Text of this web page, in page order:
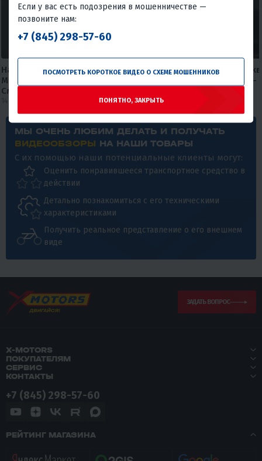
Насколько устойчива лодка
MISHIMO EXTRA LITE 325?
Смотрите сами!
🚤 Почему одни лодки
летят по воде, а другие —
12 июля 2026
МЫ ОЧЕНЬ ЛЮБИМ ДЕЛАТЬ И ПОЛУЧАТЬ
ВИДЕООБЗОРЫ НА НАШИ ТОВАРЫ
С их помощью наши потенциальные клиенты могут:
Оценить понравившееся транспортное средство в
действии
Детально познакомиться с его техническими
характеристиками
Получить реальное представление о его внешнем
виде
ЗАДАТЬ ВОПРОС
X-MOTORS
ПОКУПАТЕЛЯМ
СЕРВИС
КОНТАКТЫ
+7 (845) 298-57-60
РЕЙТИНГ МАГАЗИНА
Если у вас есть подозрения в мошенничестве —
позвоните нам:
+7 (845) 298-57-60
ПОСМОТРЕТЬ КОРОТКОЕ ВИДЕО О СХЕМЕ МОШЕННИКОВ
ПОНЯТНО, ЗАКРЫТЬ